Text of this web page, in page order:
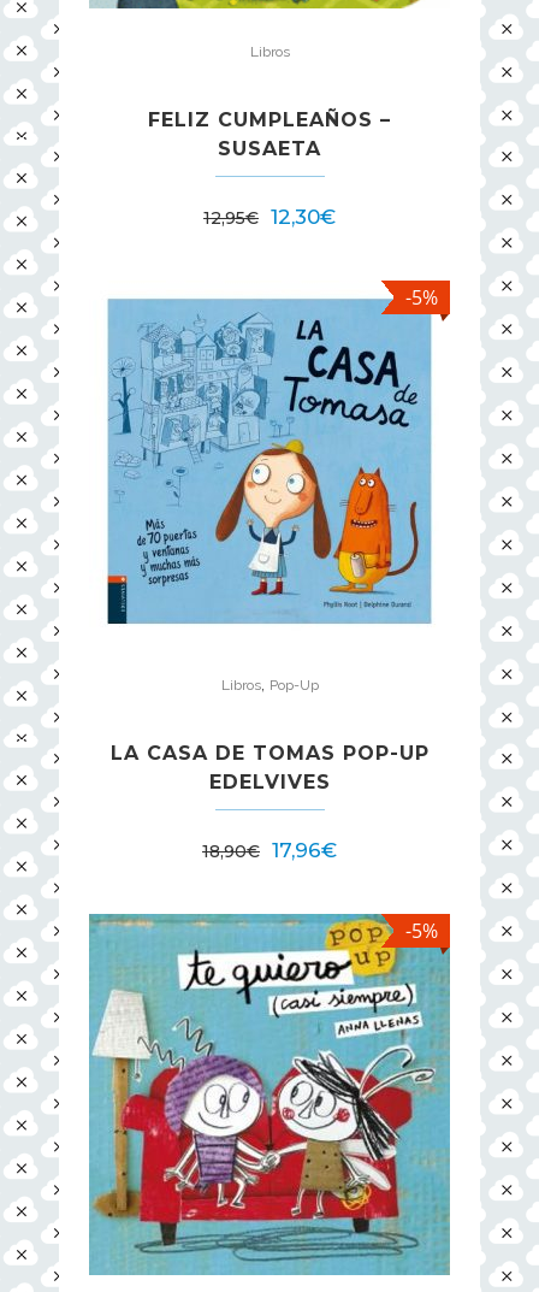
Libros
FELIZ CUMPLEAÑOS –
SUSAETA
12,95€ 12,30€
-5%
Libros, Pop-Up
LA CASA DE TOMAS POP-UP
EDELVIVES
18,90€ 17,96€
-5%